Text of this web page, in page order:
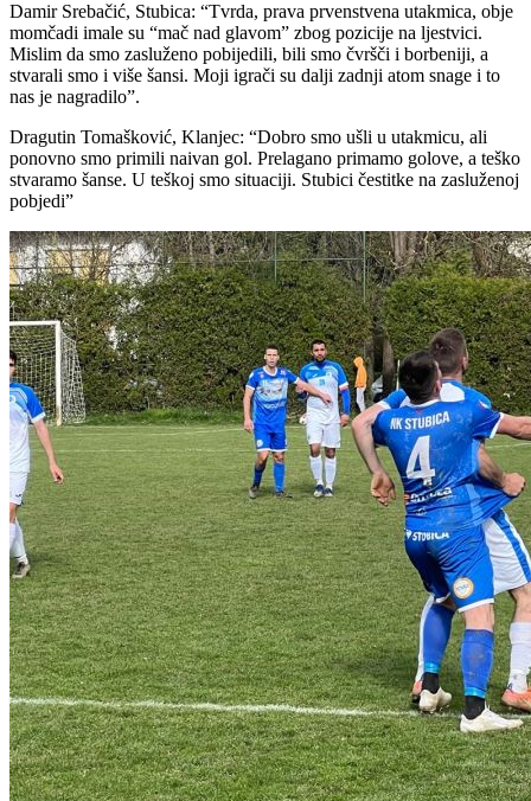
Damir Srebačić, Stubica: “Tvrda, prava prvenstvena utakmica, obje
momčadi imale su “mač nad glavom” zbog pozicije na ljestvici.
Mislim da smo zasluženo pobijedili, bili smo čvršči i borbeniji, a
stvarali smo i više šansi. Moji igrači su dalji zadnji atom snage i to
nas je nagradilo”.
Dragutin Tomašković, Klanjec: “Dobro smo ušli u utakmicu, ali
ponovno smo primili naivan gol. Prelagano primamo golove, a teško
stvaramo šanse. U teškoj smo situaciji. Stubici čestitke na zasluženoj
pobjedi”